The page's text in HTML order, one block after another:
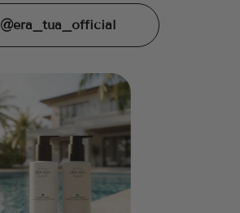
@era_tua_official